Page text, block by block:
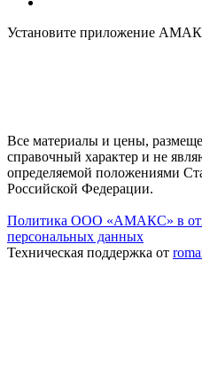
Установите приложение
Все материалы и цены,
справочный характер и не
определяемой положениями
Российской Федерации.
Политика ООО «АМАКС» в
персональных данных
Техническая поддержка от